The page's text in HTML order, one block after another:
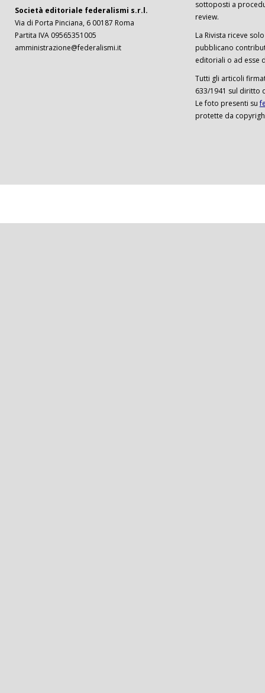
Società editoriale federalismi s.r.l.
Via di Porta Pinciana, 6 00187 Roma
Partita IVA 09565351005
amministrazione@federalismi.it
sottoposti a
review.
La Rivista riceve
pubblicano
editoriali o ad esse
Tutti gli articoli
633/1941 sul diritto
Le foto presenti su
protette da